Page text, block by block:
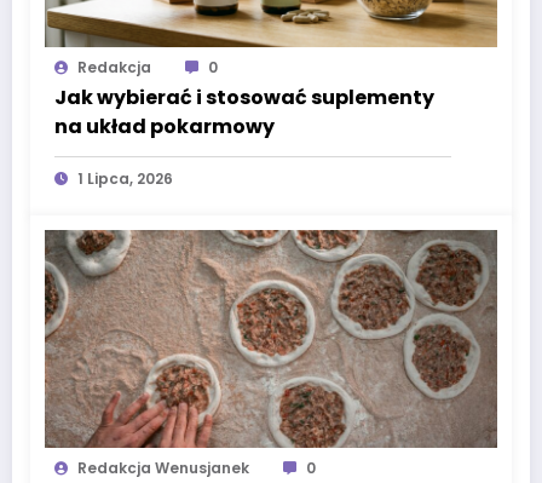
Redakcja 0
Jak wybierać i stosować suplementy
na układ pokarmowy
1 Lipca, 2026
Redakcja Wenusjanek 0